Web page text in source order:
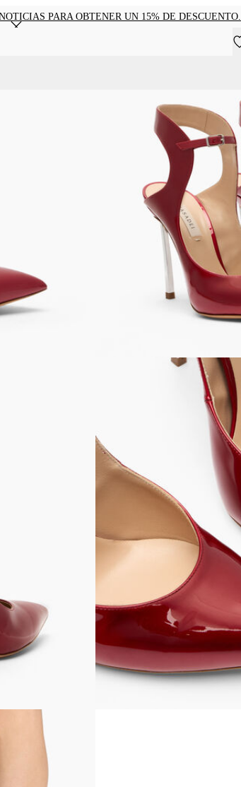
PARA OBTENER UN 15% DE DESCUENTO.